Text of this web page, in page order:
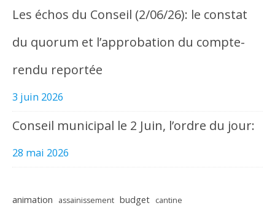
Les échos du Conseil (2/06/26): le constat
du quorum et l’approbation du compte-
rendu reportée
3 juin 2026
Conseil municipal le 2 Juin, l’ordre du jour:
28 mai 2026
animation assainissement budget cantine